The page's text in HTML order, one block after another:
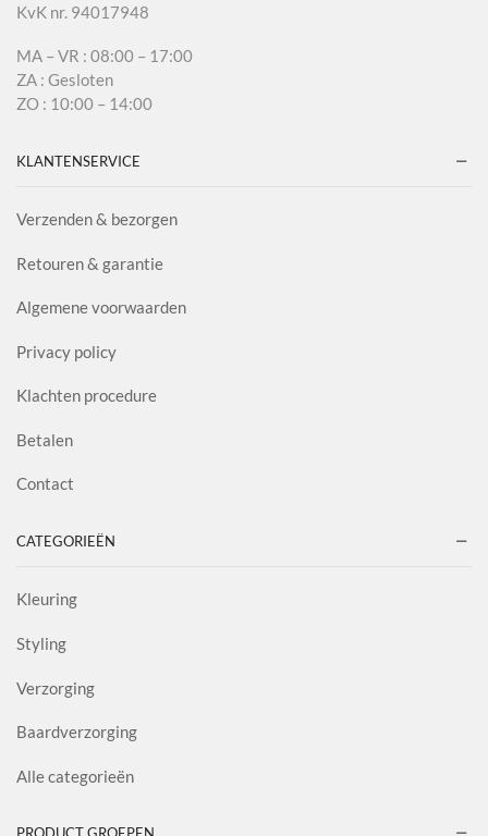
KvK nr. 94017948
MA – VR : 08:00 – 17:00
ZA : Gesloten
ZO : 10:00 – 14:00
KLANTENSERVICE
Verzenden & bezorgen
Retouren & garantie
Algemene voorwaarden
Privacy policy
Klachten procedure
Betalen
Contact
CATEGORIEËN
Kleuring
Styling
Verzorging
Baardverzorging
Alle categorieën